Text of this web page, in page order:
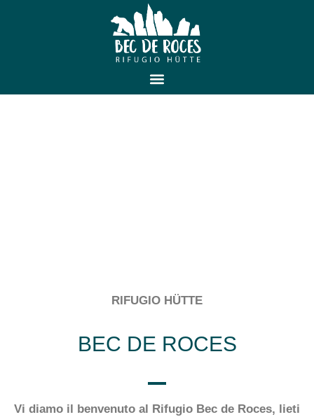
RIFUGIO HÜTTE
BEC DE ROCES
Vi diamo il benvenuto al Rifugio Bec de Roces, lieti